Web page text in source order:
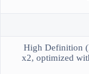
High Definition
x2, optimized